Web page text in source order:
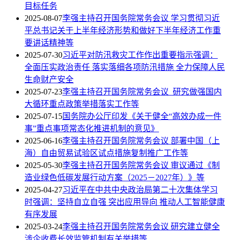
目标任务
2025-08-07李强主持召开国务院常务会议 学习贯彻习近
平总书记关于上半年经济形势和做好下半年经济工作重
要讲话精神等
2025-07-30习近平对防汛救灾工作作出重要指示强调：
全面压实政治责任 落实落细各项防汛措施 全力保障人民
生命财产安全
2025-07-23李强主持召开国务院常务会议 研究做强国内
大循环重点政策举措落实工作等
2025-07-15国务院办公厅印发《关于健全“高效办成一件
事”重点事项常态化推进机制的意见》
2025-06-16李强主持召开国务院常务会议 部署中国（上
海）自由贸易试验区试点措施复制推广工作等
2025-05-30李强主持召开国务院常务会议 审议通过《制
造业绿色低碳发展行动方案（2025－2027年）》等
2025-04-27习近平在中共中央政治局第二十次集体学习
时强调：坚持自立自强 突出应用导向 推动人工智能健康
有序发展
2025-03-24李强主持召开国务院常务会议 研究建立健全